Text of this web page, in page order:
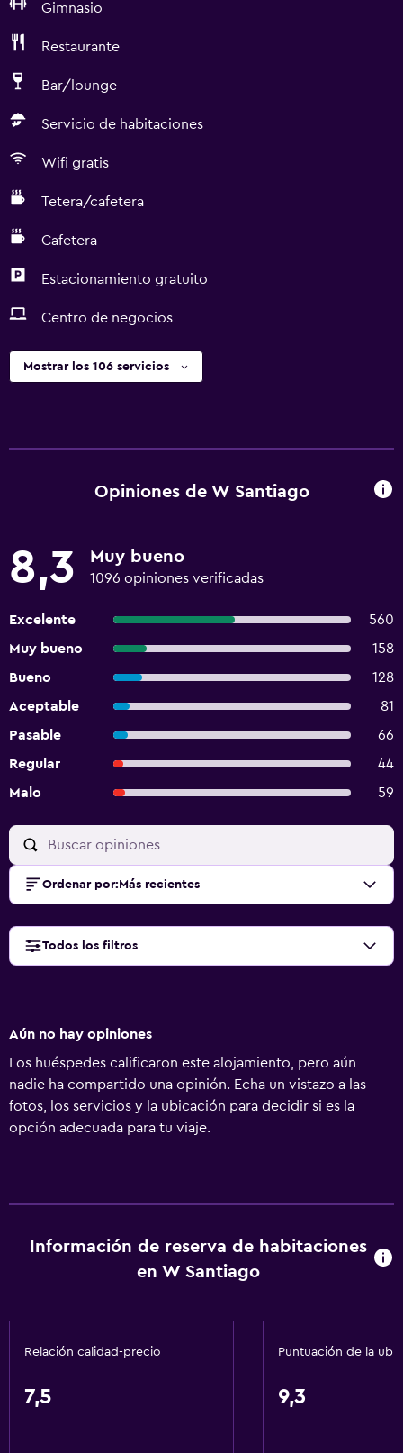
Gimnasio
Restaurante
Bar/lounge
Servicio de habitaciones
Wifi gratis
Tetera/cafetera
Cafetera
Estacionamiento gratuito
Centro de negocios
Mostrar los 106 servicios
Opiniones de W Santiago
8,3 Muy bueno
1096 opiniones verificadas
Excelente
560
Muy bueno
158
Bueno
128
Aceptable
81
Pasable
66
Regular
44
Malo
59
Ordenar por: Más recientes
Todos los filtros
Aún no hay opiniones
Los huéspedes calificaron este alojamiento, pero aún
nadie ha compartido una opinión. Echa un vistazo a las
fotos, los servicios y la ubicación para decidir si es la
opción adecuada para tu viaje.
Información de reserva de habitaciones
en W Santiago
Relación calidad-precio
7,5
Puntuación de la
9,3